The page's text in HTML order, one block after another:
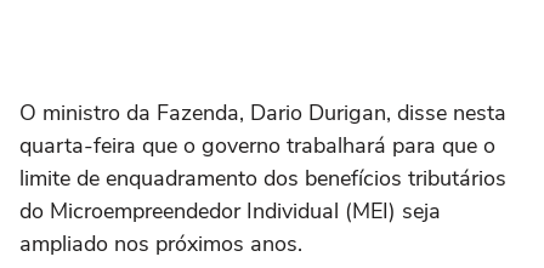
‌O ministro da Fazenda, Dario Durigan, disse nesta
quarta-feira que o governo trabalhará ⁠para que o
‌limite de enquadramento dos benefícios tributários
‌do Microempreendedor ‌Individual (MEI) seja
ampliado ⁠nos próximos anos.